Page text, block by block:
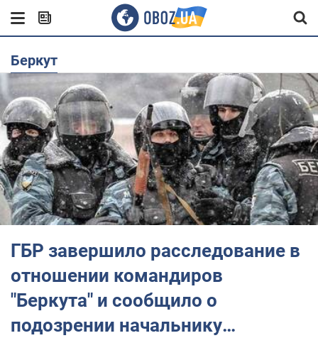
Беркут
ГБР завершило расследование в
отношении командиров
"Беркута" и сообщило о
подозрении начальнику